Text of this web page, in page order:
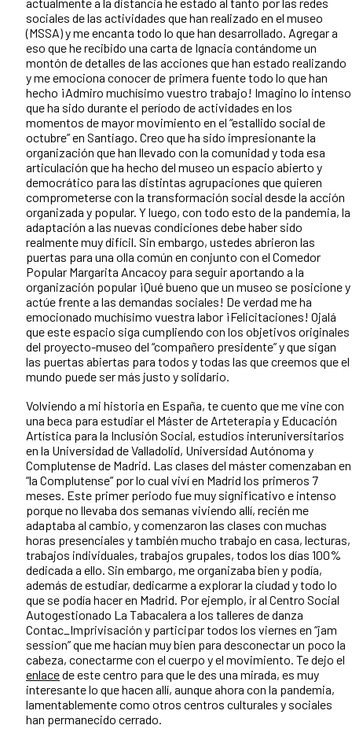
actualmente a la distancia he estado al tanto por las redes
sociales de las actividades que han realizado en el museo
(MSSA) y me encanta todo lo que han desarrollado. Agregar a
eso que he recibido una carta de Ignacia contándome un
montón de detalles de las acciones que han estado realizando
y me emociona conocer de primera fuente todo lo que han
hecho ¡Admiro muchísimo vuestro trabajo! Imagino lo intenso
que ha sido durante el período de actividades en los
momentos de mayor movimiento en el “estallido social de
octubre” en Santiago. Creo que ha sido impresionante la
organización que han llevado con la comunidad y toda esa
articulación que ha hecho del museo un espacio abierto y
democrático para las distintas agrupaciones que quieren
comprometerse con la transformación social desde la acción
organizada y popular. Y luego, con todo esto de la pandemia, la
adaptación a las nuevas condiciones debe haber sido
realmente muy difícil. Sin embargo, ustedes abrieron las
puertas para una olla común en conjunto con el Comedor
Popular Margarita Ancacoy para seguir aportando a la
organización popular ¡Qué bueno que un museo se posicione y
actúe frente a las demandas sociales! De verdad me ha
emocionado muchísimo vuestra labor ¡Felicitaciones! Ojalá
que este espacio siga cumpliendo con los objetivos originales
del proyecto-museo del “compañero presidente” y que sigan
las puertas abiertas para todos y todas las que creemos que el
mundo puede ser más justo y solidario.
Volviendo a mi historia en España, te cuento que me vine con
una beca para estudiar el Máster de Arteterapia y Educación
Artística para la Inclusión Social, estudios interuniversitarios
en la Universidad de Valladolid, Universidad Autónoma y
Complutense de Madrid. Las clases del máster comenzaban en
“la Complutense” por lo cual viví en Madrid los primeros 7
meses. Este primer periodo fue muy significativo e intenso
porque no llevaba dos semanas viviendo allí, recién me
adaptaba al cambio, y comenzaron las clases con muchas
horas presenciales y también mucho trabajo en casa, lecturas,
trabajos individuales, trabajos grupales, todos los días 100%
dedicada a ello. Sin embargo, me organizaba bien y podía,
además de estudiar, dedicarme a explorar la ciudad y todo lo
que se podía hacer en Madrid. Por ejemplo, ir al Centro Social
Autogestionado La Tabacalera a los talleres de danza
Contac_Imprivisación y participar todos los viernes en “jam
session” que me hacían muy bien para desconectar un poco la
cabeza, conectarme con el cuerpo y el movimiento. Te dejo el
enlacede este centro para que le des una mirada, es muy
interesante lo que hacen allí, aunque ahora con la pandemia,
lamentablemente como otros centros culturales y sociales
han permanecido cerrado.